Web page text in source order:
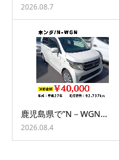
2026.08.7
鹿児島県で”N－WGN…
2026.08.4